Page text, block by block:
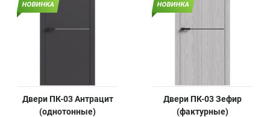
НОВИНКА
Двери ПК-03 Антрацит
(однотонные)
НОВИНКА
Двери ПК-03 Зефир
(фактурные)